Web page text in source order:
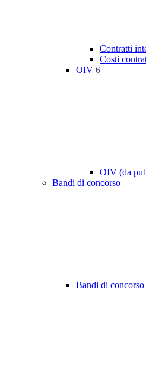
Contratti
Costi
OIV 6
OIV (da
Bandi di concorso
Bandi di concorso